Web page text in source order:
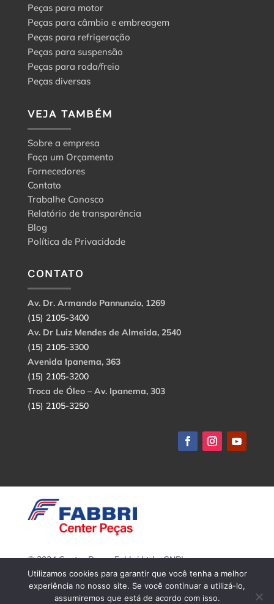
Peças para motor
Peças para câmbio e embreagem
Peças para refrigeração
Peças para suspensão
Peças para roda/freio
Peças diversas
VEJA TAMBÉM
Sobre a empresa
Faça um Orçamento
Fornecedores
Contato
Trabalhe Conosco
Relatório de transparência
Blog
Política de Privacidade
CONTATO
Av. Dr. Armando Pannunzio, 1269
(15) 2105-3400
Av. Dr Luiz Mendes de Almeida, 2540
(15) 2105-3300
Avenida Ipanema, 363
(15) 2105-3200
Troca de Óleo – Av. Ipanema, 303
(15) 2105-3250
© 2024 Center Peças Fabbri Ltda. CNPJ:
56.908.650/0001-94.
Todos os direitos reservados.
Utilizamos cookies para garantir que você tenha a melhor
experiência no nosso site. Se você continuar a utilizá-lo,
assumiremos que está de acordo com isso.